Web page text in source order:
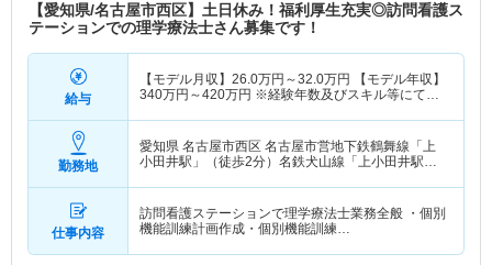
【愛知県/名古屋市西区】土日休み！福利厚生充実◎訪問看護ス
テーションでの理学療法士さん募集です！
給与
【モデル月収】 26.0万円～32.0万円
【モデル年収】
340万円～420万円 ※経験年数及びスキル等にてベ
勤務地
愛知県 名古屋市西区 名古屋市営地下鉄鶴舞線「上
小田井駅」（徒歩2分）名鉄犬山線「上小田井駅」
仕事内容
訪問看護ステーションで理学療法士業務全般 ・個別
機能訓練計画作成・個別機能訓練…